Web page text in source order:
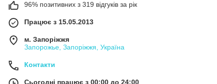
96% позитивних з 319 відгуків за рік
Працює з 15.05.2013
м. Запоріжжя
Запорожье, Запоріжжя, Україна
Контакти
Сьогодні працює з 00:00 до 24:00